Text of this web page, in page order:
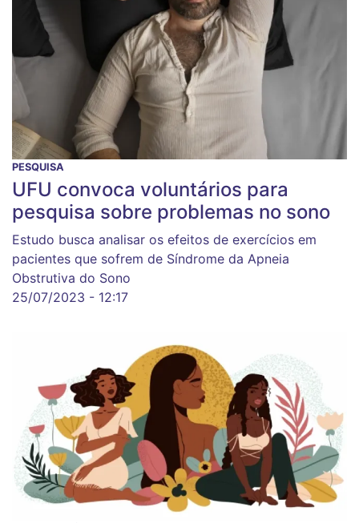
PESQUISA
UFU convoca voluntários para
pesquisa sobre problemas no sono
Estudo busca analisar os efeitos de exercícios em
pacientes que sofrem de Síndrome da Apneia
Obstrutiva do Sono
25/07/2023 - 12:17